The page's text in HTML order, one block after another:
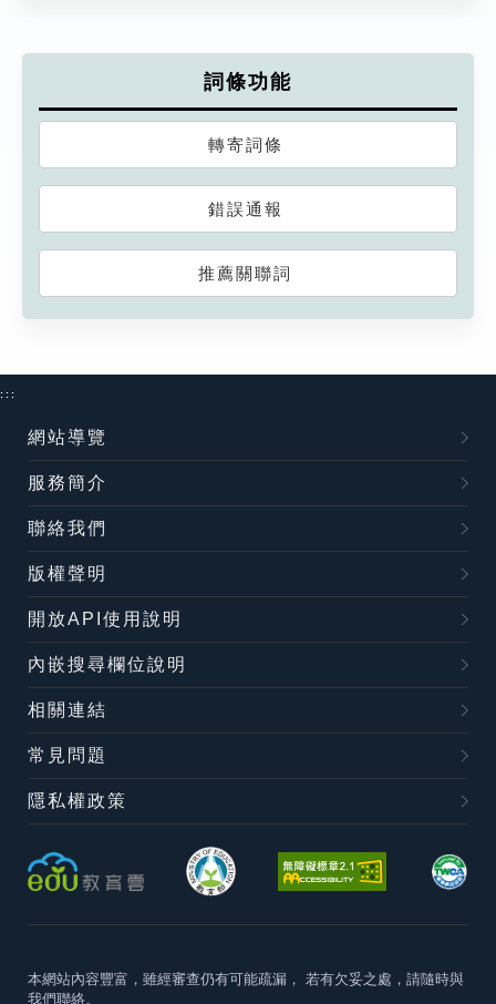
詞條功能
轉寄詞條
錯誤通報
推薦關聯詞
:::
網站導覽
服務簡介
聯絡我們
版權聲明
開放API使用說明
內嵌搜尋欄位說明
相關連結
常見問題
隱私權政策
本網站內容豐富，雖經審查仍有可能疏漏， 若有欠妥之處，請隨時與
我們聯絡。